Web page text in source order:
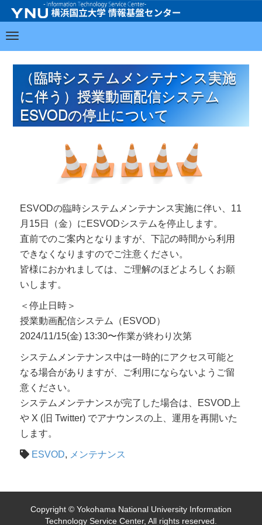
（臨時システムメンテナンス実施
に伴う）授業動画配信システム
ESVODの停止について
ESVODの臨時システムメンテナンス実施に伴い、11
月15日（金）にESVODシステムを停止します。
直前でのご案内となりますが、下記の時間から利用
できなくなりますのでご注意ください。
皆様におかれましては、ご理解のほどよろしくお願
いします。
＜停止日時＞
授業動画配信システム（ESVOD）
2024/11/15(金) 13:30〜作業が終わり次第
システムメンテナンス中は一時的にアクセス可能と
なる場合がありますが、ご利用にならないようご留
意ください。
システムメンテナンスが完了した場合は、ESVOD上
や X (旧 Twitter) でアナウンスの上、運用を再開いた
します。
ESVOD, メンテナンス
Copyright © Yokohama National University Information
Technology Service Center, All rights reserved.